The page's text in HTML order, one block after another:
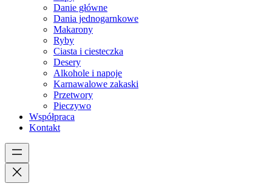
Danie główne
Dania jednogarnkowe
Makarony
Ryby
Ciasta i ciesteczka
Desery
Alkohole i napoje
Karnawalowe zakaski
Przetwory
Pieczywo
Współpraca
Kontakt